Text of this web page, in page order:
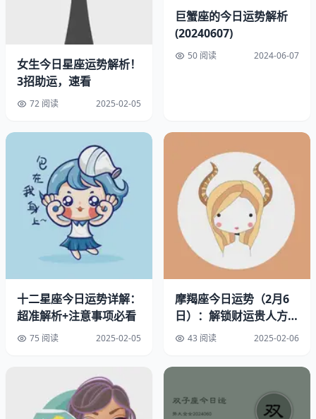
速配星座：巨蟹
幸运方位：西北
幸运饰品：华丽皇冠戒指
开运物品：神秘吊坠
直觉力指数：★★★★☆（洞察先机，四颗星代表直觉力良
好）
女生今日星座运势解析！
3招助运，速看
72 阅读 2025-02-05
巨蟹座的今日运势解析
(20240607)
50 阅读 2024-06-07
十二星座今日运势详解：
超准解析+注意事项必看
75 阅读 2025-02-05
摩羯座今日运势（2月6
日）：解锁财运贵人方位
全指南
43 阅读 2025-02-06